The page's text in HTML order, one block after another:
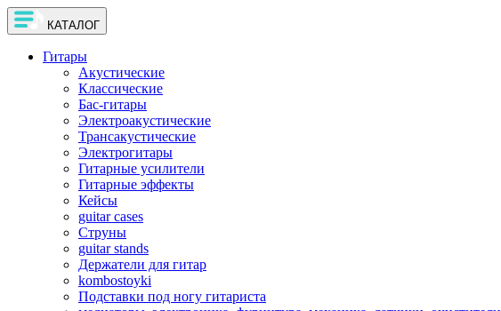
КАТАЛОГ
Гитары
Акустические
Классические
Бас-гитары
Электроакустические
Трансакустические
Электрогитары
Гитарные усилители
Гитарные эффекты
Кейсы
guitar cases
Струны
guitar stands
Держатели для гитар
kombostoyki
Подставки под ногу гитариста